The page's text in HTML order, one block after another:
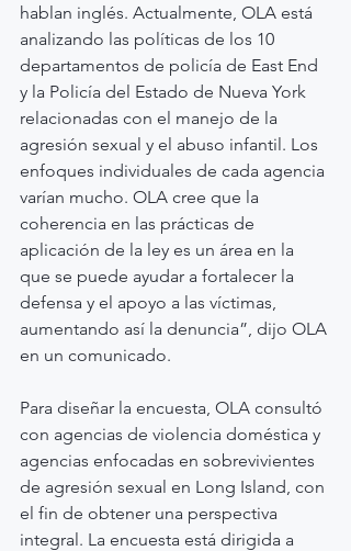
hablan inglés. Actualmente, OLA está
analizando las políticas de los 10
departamentos de policía de East End
y la Policía del Estado de Nueva York
relacionadas con el manejo de la
agresión sexual y el abuso infantil. Los
enfoques individuales de cada agencia
varían mucho. OLA cree que la
coherencia en las prácticas de
aplicación de la ley es un área en la
que se puede ayudar a fortalecer la
defensa y el apoyo a las víctimas,
aumentando así la denuncia”, dijo OLA
en un comunicado.
Para diseñar la encuesta, OLA consultó
con agencias de violencia doméstica y
agencias enfocadas en sobrevivientes
de agresión sexual en Long Island, con
el fin de obtener una perspectiva
integral. La encuesta está dirigida a